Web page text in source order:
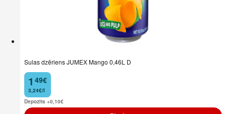
Sulas dzēriens JUMEX Mango 0,46L D
1
. 49€
3,24€/l
Depozīts +0,10€